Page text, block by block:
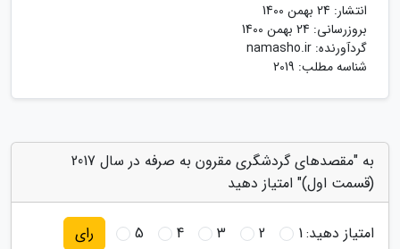
انتشار: 24 بهمن 1400
بروزرسانی: 24 بهمن 1400
گردآورنده: namasho.ir
شناسه مطلب: 2019
به "مقصدهای گردشگری مقرون به صرفه در سال 2017
(قسمت اول)" امتیاز دهید
امتیاز دهید:1
2
3
4
5 رای